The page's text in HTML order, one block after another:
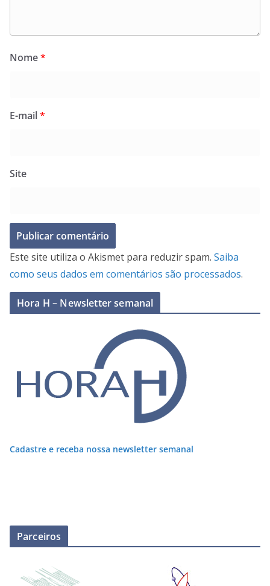
Nome*
E-mail*
Site
Este site utiliza o Akismet para reduzir spam. Saiba
como seus dados em comentários são processados.
Hora H – Newsletter semanal
Cadastre e receba nossa newsletter semanal
Parceiros